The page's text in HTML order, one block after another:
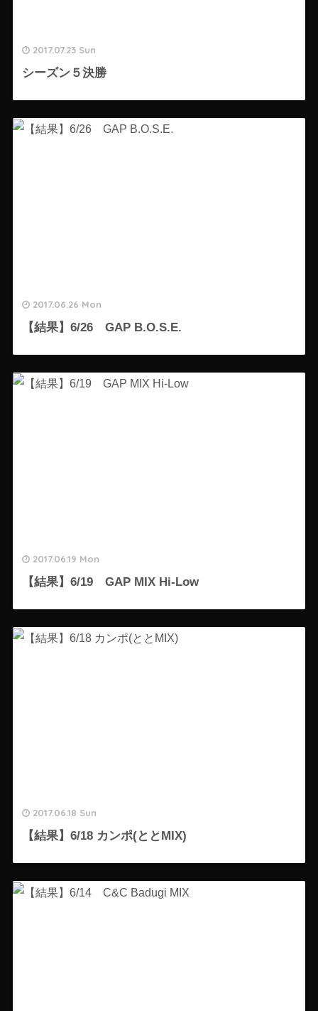
2017.07.23 Sun
シーズン５決勝
2017.06.26 Mon
【結果】6/26 GAP B.O.S.E.
2017.06.19 Mon
【結果】6/19 GAP MIX Hi-Low
2017.06.18 Sun
【結果】6/18 カンポ(ととMIX)